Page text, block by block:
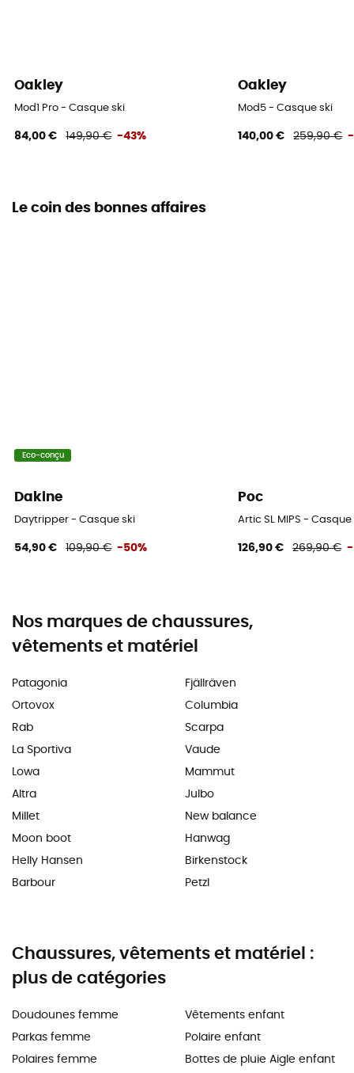
Oakley
Mod1 Pro - Casque ski
84,00 € 149,90 € -43%
Oakley
Mod5 - Casque ski
140,00 € 259,90 € -
Le coin des bonnes affaires
Eco-conçu
Dakine
Daytripper - Casque ski
54,90 € 109,90 € -50%
Poc
Artic SL MIPS - Casque
126,90 € 269,90 € -
Nos marques de chaussures,
vêtements et matériel
Patagonia
Ortovox
Rab
La Sportiva
Lowa
Altra
Millet
Moon boot
Helly Hansen
Barbour
Fjällräven
Columbia
Scarpa
Vaude
Mammut
Julbo
New balance
Hanwag
Birkenstock
Petzl
Chaussures, vêtements et matériel :
plus de catégories
Doudounes femme
Parkas femme
Polaires femme
Vêtements enfant
Polaire enfant
Bottes de pluie Aigle enfant